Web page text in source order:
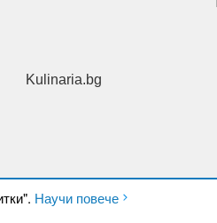
Научи повече
Kulinaria.bg